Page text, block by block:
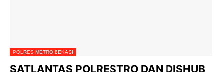
POLRES METRO BEKASI
SATLANTAS POLRESTRO DAN DISHUB